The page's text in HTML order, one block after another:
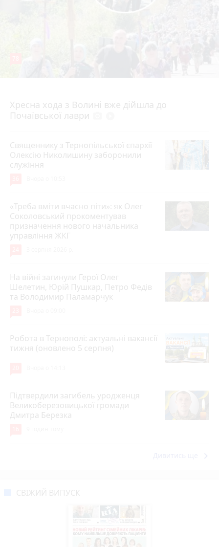
Хресна хода з Волині вже дійшла до
Почаївської лаври
Священнику з Тернопільської єпархії
Олексію Николишину заборонили
служіння
«Треба вміти вчасно піти»: як Олег
Соколовський прокоментував
призначення нового начальника
управління ЖКГ
На війні загинули Герої Олег
Шелетин, Юрій Пушкар, Петро Федів
та Володимир Паламарчук
Робота в Тернополі: актуальні вакансії
тижня (оновлено 5 серпня)
Підтвердили загибель уродженця
Великоберезовицької громади
Дмитра Березка